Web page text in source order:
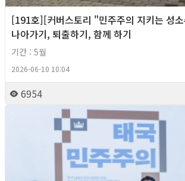
[191호][커버스토리 "민주주의 지키는 성
나아가기, 퇴출하기, 함께 하기
기간 : 5월
2026-06-10 10:04
6954